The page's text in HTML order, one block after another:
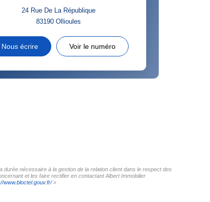
24 Rue De La République
83190 Ollioules
Nous écrire Voir le numéro
nécessaire à la gestion de la relation client dans le respect des
et les faire rectifier en contactant Albert Immobilier
www.bloctel.gouv.fr/»